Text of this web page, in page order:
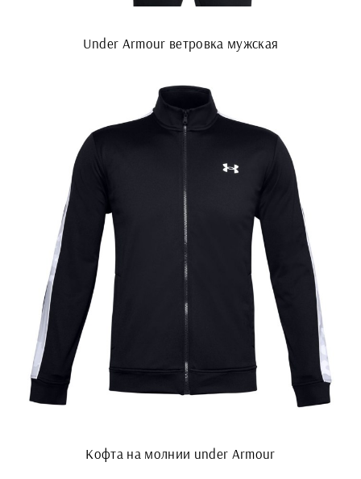
Under Armour ветровка мужская
Кофта на молнии under Armour